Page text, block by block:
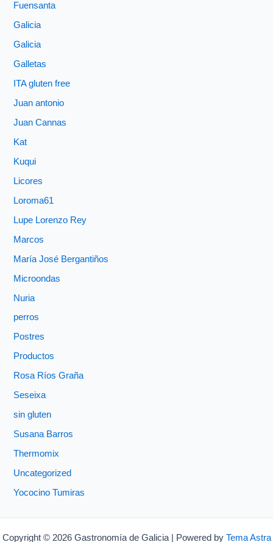
Fuensanta
Galicia
Galicia
Galletas
ITA gluten free
Juan antonio
Juan Cannas
Kat
Kuqui
Licores
Loroma61
Lupe Lorenzo Rey
Marcos
María José Bergantiños
Microondas
Nuria
perros
Postres
Productos
Rosa Ríos Graña
Seseixa
sin gluten
Susana Barros
Thermomix
Uncategorized
Yococino Tumiras
Copyright © 2026 Gastronomía de Galicia | Powered by Tema Astra